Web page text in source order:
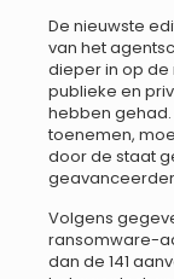
De nieuwste
van het
dieper in op
publieke en
hebben
toenemen,
door de staat
geavanceerder
Volgens
ransomware-
dan de 141